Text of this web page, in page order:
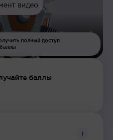
видео
полный доступ
баллы
i